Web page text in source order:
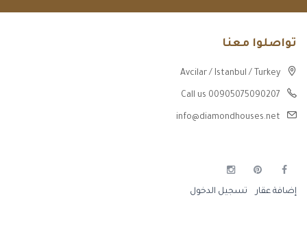
تواصلوا معنا
Avcilar / Istanbul / Turkey
Call us 00905075090207
info@diamondhouses.net
إضافة عقار تسجيل الدخول